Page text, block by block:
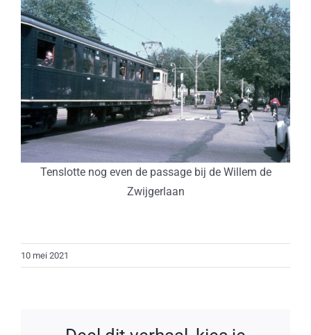
Tenslotte nog even de passage bij de Willem de
Zwijgerlaan
10 mei 2021